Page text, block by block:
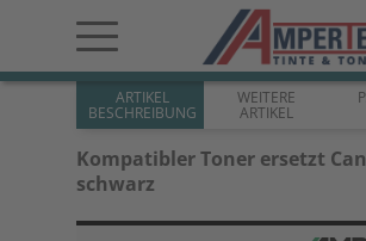
ARTIKEL
BESCHREIBUNG
WEITERE
ARTIKEL
Kompatibler Toner ersetzt
schwarz